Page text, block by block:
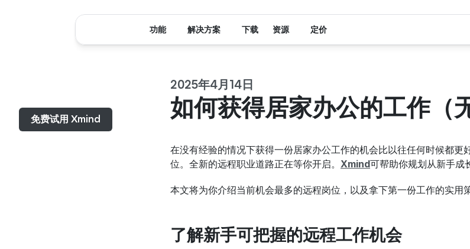
免费试用 Xmind
2025年4月14日
如何获得居家办公的工作（
在没有经验的情况下获得一份居家办公工作的机会比以往任何时候都
位。全新的远程职业道路正在等你开启。 Xmind可帮助你规划从新手成
本文将为你介绍当前机会最多的远程岗位，以及拿下第一份工作的实
了解新手可把握的远程工作机会
功能 解决方案 下载 资源 定价